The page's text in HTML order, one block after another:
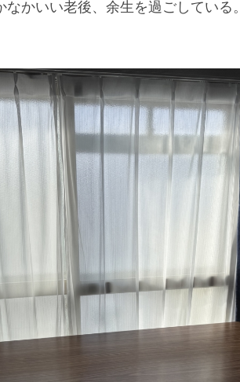
かいい老後、余生を過ごしている。